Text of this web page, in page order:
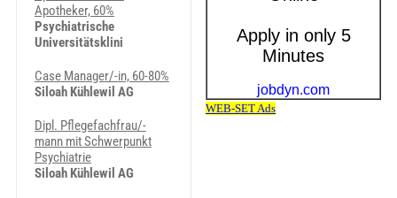
Apotheker, 60%
Psychiatrische
Universitätsklini
Case Manager/-in, 60-80%
Siloah Kühlewil AG
Dipl. Pflegefachfrau/-
mann mit Schwerpunkt
Psychiatrie
Siloah Kühlewil AG